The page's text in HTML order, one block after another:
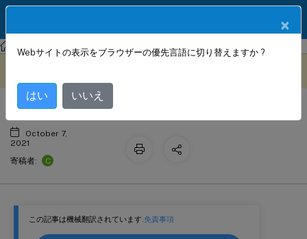
NetScaler NetScaler ADC 13.0 AppExpert
この記事は機械翻訳されています.免責事項
レスポンダーポリシーの設定
October 7,
2021
寄稿者:
C
×
Webサイトの表示をブラウザーの優先言語に切り替えますか ?
はい いいえ